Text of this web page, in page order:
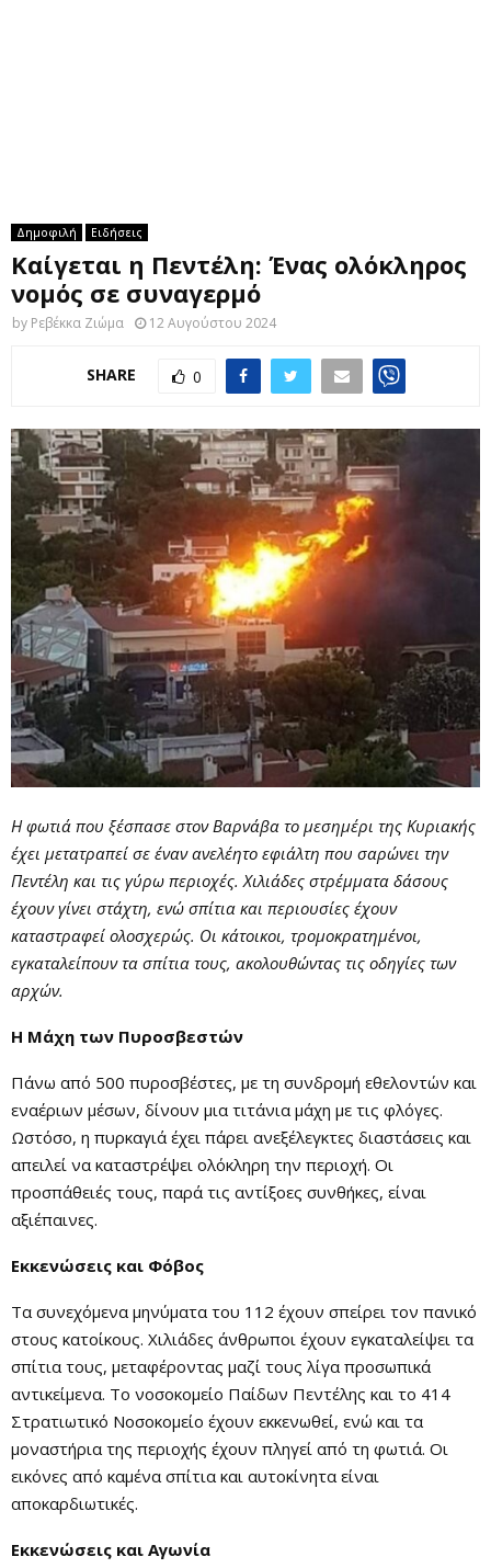
Δημοφιλή Ειδήσεις
Καίγεται η Πεντέλη: Ένας ολόκληρος
νομός σε συναγερμό
by Ρεβέκκα Ζιώμα 12 Αυγούστου 2024
SHARE 0
Η φωτιά που ξέσπασε στον Βαρνάβα το μεσημέρι της Κυριακής
έχει μετατραπεί σε έναν ανελέητο εφιάλτη που σαρώνει την
Πεντέλη και τις γύρω περιοχές. Χιλιάδες στρέμματα δάσους
έχουν γίνει στάχτη, ενώ σπίτια και περιουσίες έχουν
καταστραφεί ολοσχερώς. Οι κάτοικοι, τρομοκρατημένοι,
εγκαταλείπουν τα σπίτια τους, ακολουθώντας τις οδηγίες των
αρχών.
Η Μάχη των Πυροσβεστών
Πάνω από 500 πυροσβέστες, με τη συνδρομή εθελοντών και
εναέριων μέσων, δίνουν μια τιτάνια μάχη με τις φλόγες.
Ωστόσο, η πυρκαγιά έχει πάρει ανεξέλεγκτες διαστάσεις και
απειλεί να καταστρέψει ολόκληρη την περιοχή. Οι
προσπάθειές τους, παρά τις αντίξοες συνθήκες, είναι
αξιέπαινες.
Εκκενώσεις και Φόβος
Τα συνεχόμενα μηνύματα του 112 έχουν σπείρει τον πανικό
στους κατοίκους. Χιλιάδες άνθρωποι έχουν εγκαταλείψει τα
σπίτια τους, μεταφέροντας μαζί τους λίγα προσωπικά
αντικείμενα. Το νοσοκομείο Παίδων Πεντέλης και το 414
Στρατιωτικό Νοσοκομείο έχουν εκκενωθεί, ενώ και τα
μοναστήρια της περιοχής έχουν πληγεί από τη φωτιά. Οι
εικόνες από καμένα σπίτια και αυτοκίνητα είναι
αποκαρδιωτικές.
Εκκενώσεις και Αγωνία